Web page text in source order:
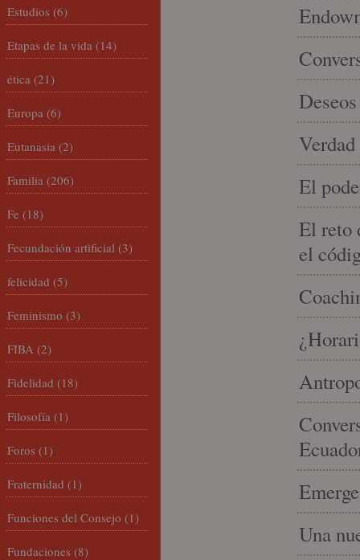
El
El reto
el
Una
Estudios (6)
Etapas de la vida (14)
ética (21)
Europa (6)
Eutanasia (2)
Familia (206)
Fe (18)
Fecundación artificial (3)
felicidad (5)
Feminismo (3)
FIBA (2)
Fidelidad (18)
Filosofía (1)
Foros (1)
Fraternidad (1)
Funciones del Consejo (1)
Fundaciones (8)